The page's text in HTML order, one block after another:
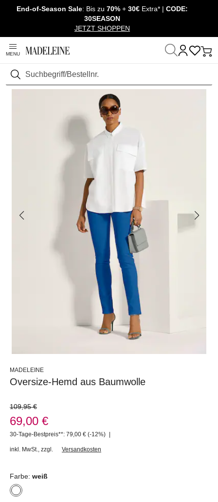
Navigation überspringen, direkt zum Inhalt
End-of-Season Sale: Bis zu 70% + 30€ Extra* | CODE:
30SEASON
JETZT SHOPPEN
MENU
Suchen
Startseite Sale Outlet
MADELEINE
Oversize-Hemd aus Baumwolle
109,95 €
69,00 €
30-Tage-Bestpreis**: 79,00 € (-12%) |
inkl. MwSt. zzgl. Versandkosten
Farbe: weiß